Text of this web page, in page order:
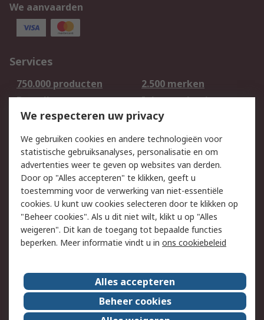
We aanvaarden
Services
750.000 producten
2.500 merken
Bestellen
Inkoopoplossingen
Retouren
Technisch advies
Track & Trace
Wettelijk
Cookiebeleid
Email veiligheid
Privacybeleid -
Bijgewerkt
Websitevoorwaarden
Algemene
verkoopvoorwaarden
Over RS
RS Group
Over ons
RS wereldwijd
Werken bij RS
We respecteren uw privacy
We gebruiken cookies en andere technologieën voor
statistische gebruiksanalyses, personalisatie en om
advertenties weer te geven op websites van derden.
Door op "Alles accepteren" te klikken, geeft u
toestemming voor de verwerking van niet-essentiële
cookies. U kunt uw cookies selecteren door te klikken op
"Beheer cookies". Als u dit niet wilt, klikt u op "Alles
weigeren". Dit kan de toegang tot bepaalde functies
beperken. Meer informatie vindt u in ons cookiebeleid
Alles accepteren
Beheer cookies